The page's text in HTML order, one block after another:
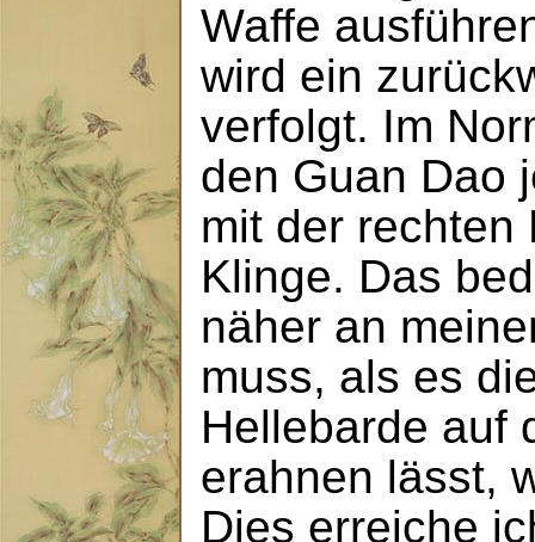
Waffe
wird ein
verfolgt. Im
den Guan Dao
mit der rechten
Klinge. Das
näher an
muss, als es
Hellebarde auf
erahnen lässt,
Dies erreiche